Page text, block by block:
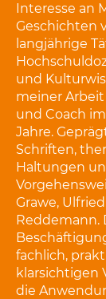
Interesse an
Geschichten
langjährige
und
meiner
und Coach
Jahre.
Schriften,
Haltungen
Grawe,
Reddemann.
fachlich,
klarsichtigen
die